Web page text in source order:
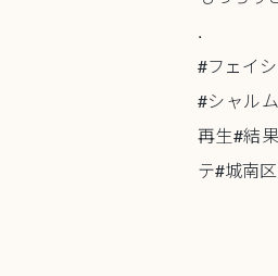
.
#フェイ
#シャル
再生#結
テ#城南